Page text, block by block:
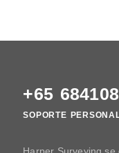
+65
SOPORTE